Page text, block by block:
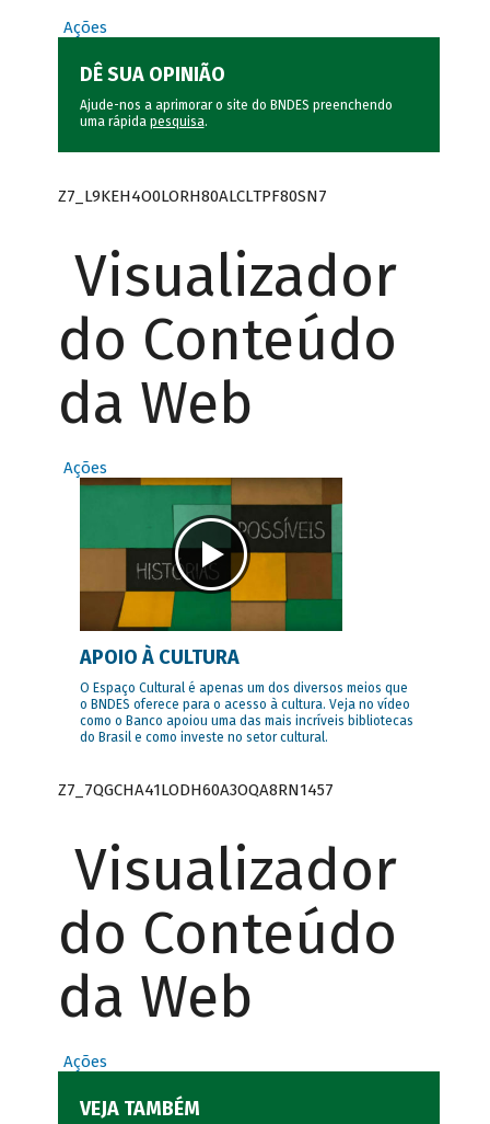
Ações
DÊ SUA OPINIÃO
Ajude-nos a aprimorar o site do BNDES preenchendo
uma rápida pesquisa.
Z7_L9KEH4O0LORH80ALCLTPF80SN7
Visualizador
do Conteúdo
da Web
Ações
APOIO À CULTURA
O Espaço Cultural é apenas um dos diversos meios que
o BNDES oferece para o acesso à cultura. Veja no vídeo
como o Banco apoiou uma das mais incríveis bibliotecas
do Brasil e como investe no setor cultural.
Z7_7QGCHA41LODH60A3OQA8RN1457
Visualizador
do Conteúdo
da Web
Ações
VEJA TAMBÉM